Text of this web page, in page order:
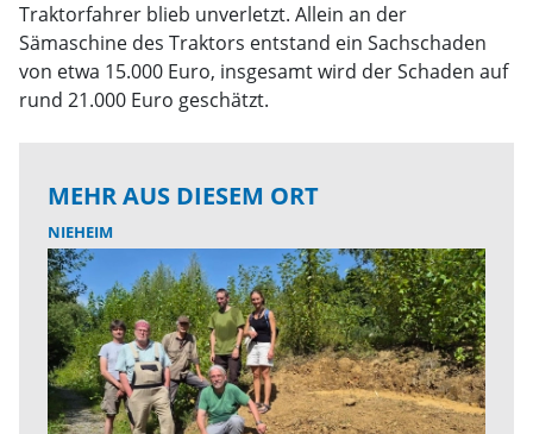
Traktorfahrer blieb unverletzt. Allein an der
Sämaschine des Traktors entstand ein Sachschaden
von etwa 15.000 Euro, insgesamt wird der Schaden auf
rund 21.000 Euro geschätzt.
MEHR AUS DIESEM ORT
NIEHEIM